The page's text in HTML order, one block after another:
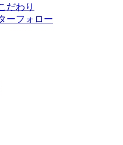
だわり
ーフォロー